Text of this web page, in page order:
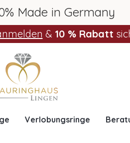
Made in Germany
& 10 % Rabatt
Verlobungsringe